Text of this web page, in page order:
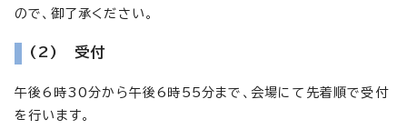
ので、御了承ください。
(2) 受付
午後6時30分から午後6時55分まで、会場にて先着順で受付
を行います。